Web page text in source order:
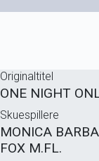
Originaltitel
ONE NIGHT
Skuespillere
MONICA
FOX M.FL.